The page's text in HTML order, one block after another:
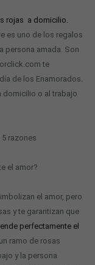
rojas a domicilio.
es uno de los regalos
persona amada. Son
te
de los Enamorados.
domicilio o al trabajo
5 razones
el amor?
el amor, pero
y te garantizan que
perfectamente el
ramo de rosas
y la persona